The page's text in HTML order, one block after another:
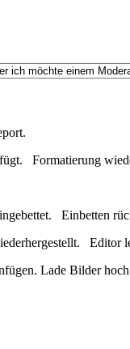
Formatierung
Einbetten
Editor
Lade Bilder